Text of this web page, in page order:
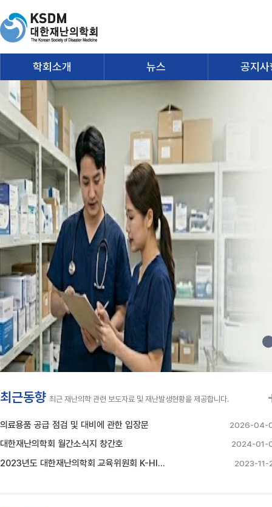
학회소개 뉴스 공지
최근동향 최근 재난의학 관련 보도자료 및 재난발생현황을 제공합니다.
2026-04-
의료용품 공급 점검 및 대비에 관한 입장문
2024-01-
대한재난의학회 월간소식지 창간호
2023-11-
2023년도 대한재난의학회 교육위원회 K-HI…